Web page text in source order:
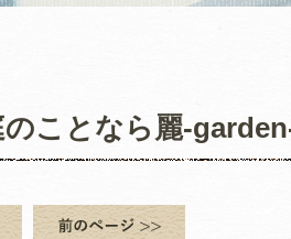
のことなら麗-